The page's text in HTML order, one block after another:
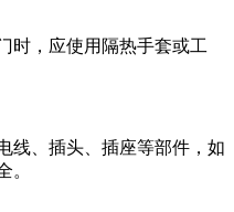
，应使用隔热手套或工
、插头、插座等部件，如
。